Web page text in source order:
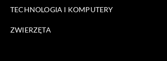
TECHNOLOGIA I KOMPUTERY
ZWIERZĘTA